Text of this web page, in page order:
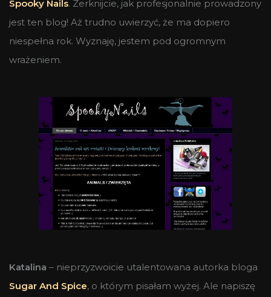
Spooky Nails. Zerknijcie, jak profesjonalnie prowadzony
jest ten blog! Aż trudno uwierzyć, że ma dopiero
niespełna rok. Wyznaję, jestem pod ogromnym
wrażeniem.
Katalina – nieprzyzwoicie utalentowana autorka bloga
Sugar And Spice, o którym pisałam wyżej. Ale napiszę